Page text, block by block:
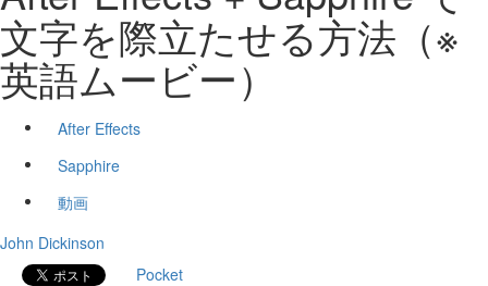
文字を際立たせる方法（※
英語ムービー）
After Effects
Sapphire
動画
John Dickinson
Pocket